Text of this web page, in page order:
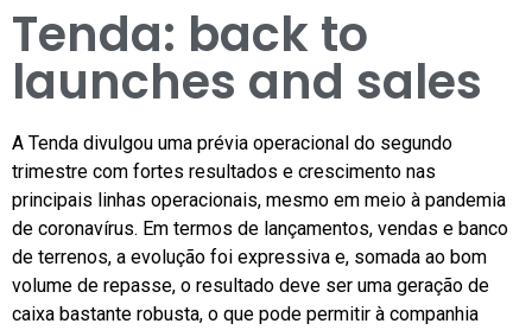
Tenda: back to
launches and sales
A Tenda divulgou uma prévia operacional do segundo
trimestre com fortes resultados e crescimento nas
principais linhas operacionais, mesmo em meio à pandemia
de coronavírus. Em termos de lançamentos, vendas e banco
de terrenos, a evolução foi expressiva e, somada ao bom
volume de repasse, o resultado deve ser uma geração de
caixa bastante robusta, o que pode permitir à companhia